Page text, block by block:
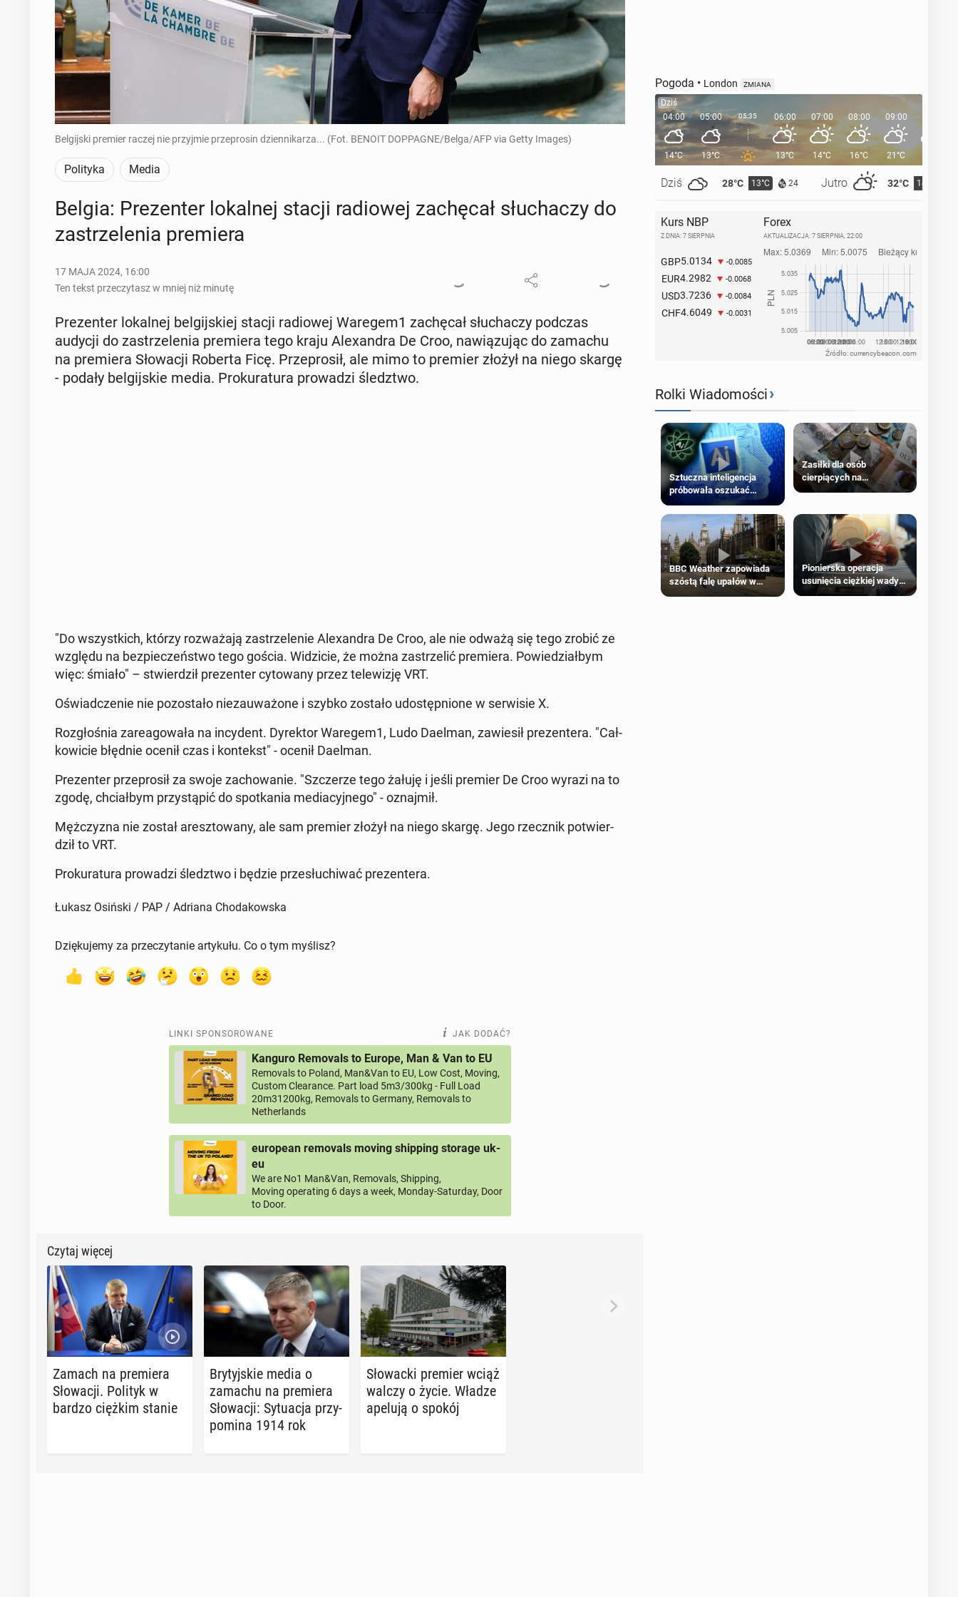
Belgijski premier raczej nie przyjmie przeprosin dziennikarza... (Fot. BENOIT DOPPAGNE/Belga/AFP via Getty Images)
Polityka Media
Belgia: Pre­zen­ter lo­kal­nej stacji ra­dio­wej za­chę­cał słu­cha­czy do
za­strze­le­nia pre­mie­ra
17 MAJA 2024, 16:00
Ten tekst przeczytasz w mniej niż minutę
Pre­zen­ter lo­kal­nej bel­gij­skiej stacji ra­dio­wej Waregem1 za­chę­cał słu­cha­czy podczas
audycji do za­strze­le­nia pre­mie­ra tego kraju Ale­xan­dra De Croo, na­wią­zu­jąc do zamachu
na pre­mie­ra Sło­wa­cji Roberta Ficę. Prze­pro­sił, ale mimo to premier złożył na niego skargę
- podały bel­gij­skie media. Pro­ku­ra­tu­ra pro­wa­dzi śledz­two.
"Do wszyst­kich, którzy roz­wa­ża­ją za­strze­le­nie Ale­xan­dra De Croo, ale nie odważą się tego zrobić ze
względu na bez­pie­czeń­stwo tego gościa. Wi­dzi­cie, że można za­strze­lić pre­mie­ra. Po­wie­dział­bym
więc: śmiało" – stwier­dził pre­zen­ter cy­to­wa­ny przez te­le­wi­zję VRT.
Oświad­cze­nie nie po­zo­sta­ło nie­zau­wa­żo­ne i szybko zostało udo­stęp­nio­ne w ser­wi­sie X.
Roz­gło­śnia za­re­ago­wa­ła na in­cy­dent. Dy­rek­tor Waregem1, Ludo Daelman, za­wie­sił pre­zen­te­ra. "Cał­
ko­wi­cie błędnie ocenił czas i kon­tekst" - ocenił Daelman.
Pre­zen­ter prze­pro­sił za swoje za­cho­wa­nie. "Szcze­rze tego żałuję i jeśli premier De Croo wyrazi na to
zgodę, chciał­bym przy­stą­pić do spo­tka­nia me­dia­cyj­ne­go" - oznaj­mił.
Męż­czy­zna nie został aresz­to­wa­ny, ale sam premier złożył na niego skargę. Jego rzecz­nik po­twier­
dził to VRT.
Pro­ku­ra­tu­ra pro­wa­dzi śledz­two i będzie prze­słu­chi­wać pre­zen­te­ra.
Łukasz Osiński / PAP / Adriana Chodakowska
Dziękujemy za przeczytanie artykułu. Co o tym myślisz?
LINKI SPONSOROWANE JAK DODAĆ?
Kanguro Removals to Europe, Man & Van to EU
Removals to Poland, Man&Van to EU, Low Cost, Moving,
Custom Clearance. Part load 5m3/300kg - Full Load
20m31200kg, Removals to Germany, Removals to
Netherlands
european removals moving shipping storage uk-
eu
We are No1 Man&Van, Removals, Shipping,
Moving operating 6 days a week, Monday-Saturday, Door
to Door.
Czytaj więcej
Zamach na pre­mie­ra
Sło­wa­cji. Polityk w
bardzo ciężkim stanie
Bry­tyj­skie media o
zamachu na pre­mie­ra
Sło­wa­cji: Sy­tu­acja przy­
po­mi­na 1914 rok
Sło­wac­ki premier wciąż
walczy o życie. Władze
apelują o spokój
Pogoda • London ZMIANA
Dziś
04:00
14°C
Dziś 28°C 13°C 24 Jutro 32°C 14°C
05:00
13°C
05:35 06:00
13°C
07:00
14°C
08:00
16°C
09:00
21°C
10:00
Kurs NBP
Z DNIA: 7 SIERPNIA
GBP5.0134 -0.0085
EUR4.2982 -0.0068
USD3.7236 -0.0084
CHF4.6049 -0.0031
Forex
AKTUALIZACJA: 7 SIERPNIA, 22:00
Źródło: currencybeacon.com
Rolki Wiadomości›
Sztuczna inteligencja
próbowała oszukać
człowieka
Zasiłki dla osób
cierpiących na
schorzenia psychiczne
BBC Weather zapowiada
szóstą falę upałów w
Londynie
Pionierska operacja
usunięcia ciężkiej wady
wrodzonej płodu w łonie